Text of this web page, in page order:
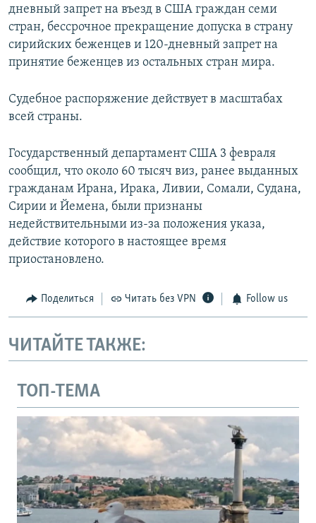
дневный запрет на въезд в США граждан семи
стран, бессрочное прекращение допуска в страну
сирийских беженцев и 120-дневный запрет на
принятие беженцев из остальных стран мира.
Судебное распоряжение действует в масштабах
всей страны.
Государственный департамент США 3 февраля
сообщил, что около 60 тысяч виз, ранее выданных
гражданам Ирана, Ирака, Ливии, Сомали, Судана,
Сирии и Йемена, были признаны
недействительными из-за положения указа,
действие которого в настоящее время
приостановлено.
Поделиться Читать без VPN Follow us
ЧИТАЙТЕ ТАКЖЕ:
ТОП-ТЕМА